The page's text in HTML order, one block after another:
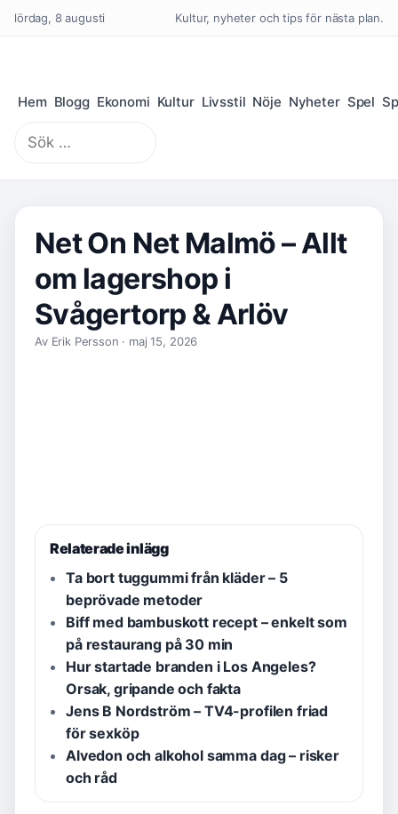
lördag, 8 augusti Kultur, nyheter och tips för nästa plan.
Hem Blogg Ekonomi Kultur Livsstil Nöje Nyheter Spel
Sök
efter:
Net On Net Malmö – Allt
om lagershop i
Svågertorp & Arlöv
Av Erik Persson · maj 15, 2026
Relaterade inlägg
Ta bort tuggummi från kläder – 5
beprövade metoder
Biff med bambuskott recept – enkelt som
på restaurang på 30 min
Hur startade branden i Los Angeles?
Orsak, gripande och fakta
Jens B Nordström – TV4-profilen friad
för sexköp
Alvedon och alkohol samma dag – risker
och råd